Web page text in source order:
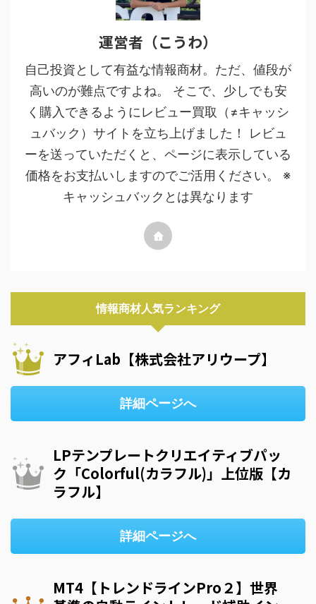
運営者（こうわ）
自己投資として有益な情報商材。ただ、値段が
高いのが難点ですよね。 そこで、少しでも安
く購入できるようにレビュー買取（≠キャッシ
ュバック）サイトを立ち上げました！ レビュ
ーを送っていただくと、ページに表示している
価格をお支払いしますのでご活用ください。 ※
キャッシュバックとは異なります
情報商材人気ランキング
アフィLab【株式会社アリウープ】
詳細ページへ
LPテンプレートクリエイティブパッ
ク「Colorful(カラフル)」上位版【カ
ラフル】
詳細ページへ
MT4【トレンドラインPro２】世界